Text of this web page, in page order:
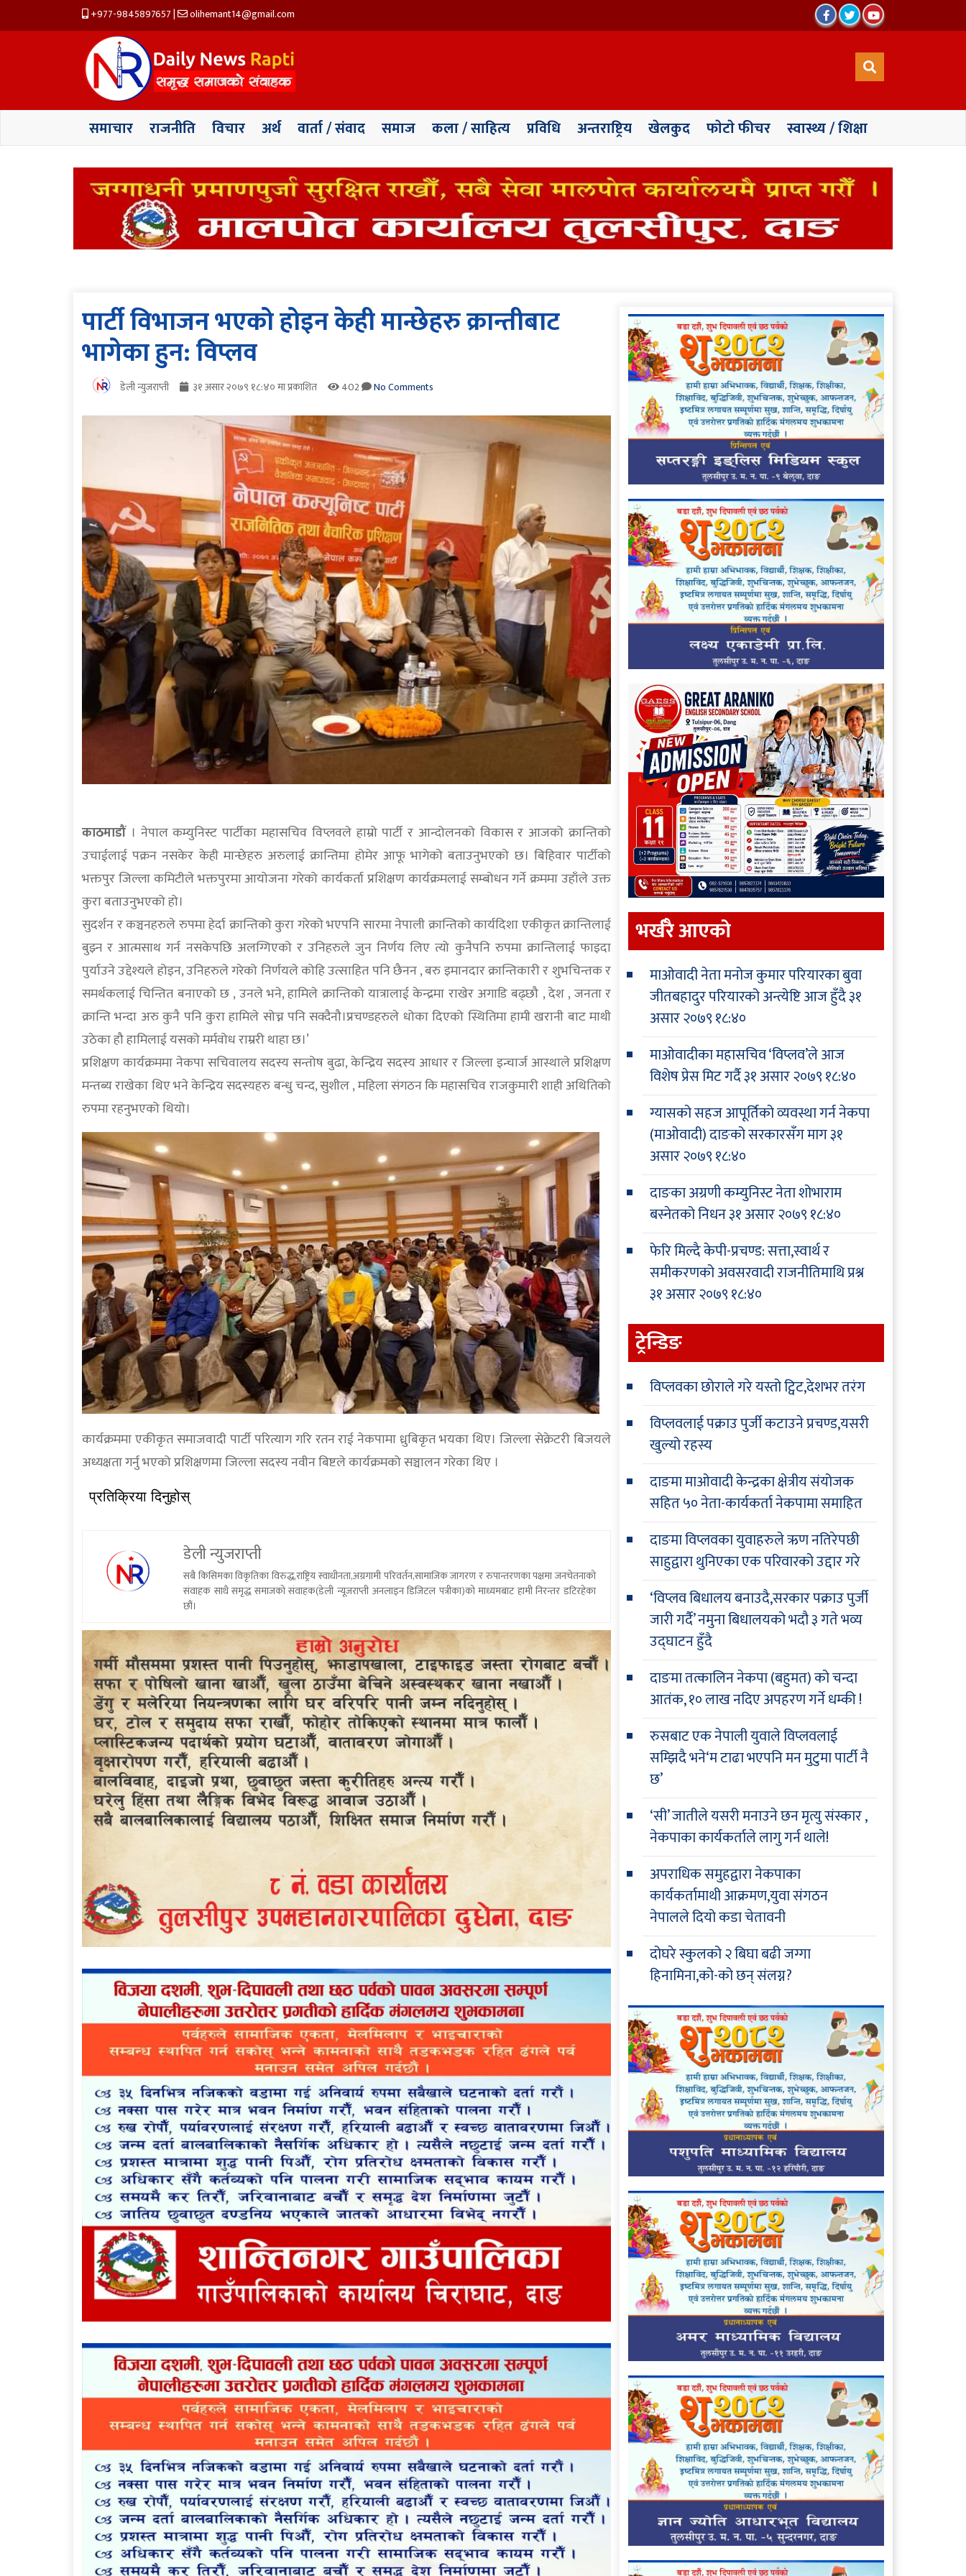
+977-9845897657| olihemant14@gmail.com
समाचार राजनीति विचार अर्थ वार्ता / संवाद समाज कला / साहित्य प्रविधि अन्तराष्ट्रिय खेलकुद फाेटाे फीचर स्वास्थ्य / शिक्षा
पार्टी विभाजन भएको होइन केही मान्छेहरु क्रान्तीबाट
भागेका हुन: विप्लव
डेली न्युजराप्ती ३१ असार २०७९ १८:४० मा प्रकाशित 402 No Comments
काठमाडौं। नेपाल कम्युनिस्ट पार्टीका महासचिव विप्लवले हाम्रो पार्टी र आन्दोलनको विकास र आजको क्रान्तिको
उचाईलाई पक्रन नसकेर केही मान्छेहरु अरुलाई क्रान्तिमा होमेर आफू भागेको बताउनुभएको छ। बिहिवार पार्टीको
भक्तपुर जिल्ला कमिटीले भक्तपुरमा आयोजना गरेको कार्यकर्ता प्रशिक्षण कार्यक्रमलाई सम्बोधन गर्ने क्रममा उहाँले उक्त
कुरा बताउनुभएको हो।
सुदर्शन र कञ्चनहरुले रुपमा हेर्दा क्रान्तिको कुरा गरेको भएपनि सारमा नेपाली क्रान्तिको कार्यदिशा एकीकृत क्रान्तिलाई
बुझ्न र आत्मसाथ गर्न नसकेपछि अलग्गिएको र उनिहरुले जुन निर्णय लिए त्यो कुनैपनि रुपमा क्रान्तिलाई फाइदा
पुर्याउने उद्देश्यले होइन, उनिहरुले गरेको निर्णयले कोहि उत्साहित पनि छैनन , बरु इमानदार क्रान्तिकारी र शुभचिन्तक र
समर्थकलाई चिन्तित बनाएको छ , उनले भने, हामिले क्रान्तिको यात्रालाई केन्द्रमा राखेर अगाडि बढ्छौ , देश , जनता र
क्रान्ति भन्दा अरु कुनै पनि कुरा हामिले सोच्न पनि सक्दैनौ।प्रचण्डहरुले धोका दिएको स्थितिमा हामी खरानी बाट माथी
उठेका हौ हामिलाई यसको मर्मवोध राम्ररी थाहा छ।’
प्रशिक्षण कार्यक्रममा नेकपा सचिवालय सदस्य सन्तोष बुढा, केन्द्रिय सदस्य आधार र जिल्ला इन्चार्ज आस्थाले प्रशिक्षण
मन्तब्य राखेका थिए भने केन्द्रिय सदस्यहरु बन्धु चन्द, सुशील , महिला संगठन कि महासचिव राजकुमारी शाही अथितिको
रुपमा रहनुभएको थियो।
कार्यक्रममा एकीकृत समाजवादी पार्टी परित्याग गरि रतन राई नेकपामा ध्रुबिकृत भयका थिए। जिल्ला सेक्रेटरी बिजयले
अध्यक्षता गर्नु भएको प्रशिक्षणमा जिल्ला सदस्य नवीन बिष्टले कार्यक्रमको सञ्चालन गरेका थिए ।
प्रतिक्रिया दिनुहोस्
डेली न्युजराप्ती
सबै किसिमका विकृतिका विरुद्ध,राष्ट्रिय स्वाधीनता,अग्रगामी परिवर्तन,सामाजिक जागरण र रुपान्तरणका पक्षमा जनचेतनाको
संवाहक साथै समृद्ध समाजको संवाहक(डेली न्यूजराप्ती अनलाइन डिजिटल पत्रीका)को माध्यमबाट हामी निरन्तर डटिरहेका
छौं।
भर्खरै आएकाे
माओवादी नेता मनोज कुमार परियारका बुवा
जीतबहादुर परियारको अन्त्येष्टि आज हुँदै३१
असार २०७९ १८:४०
माओवादीका महासचिव ‘विप्लव’ले आज
विशेष प्रेस मिट गर्दै३१ असार २०७९ १८:४०
ग्यासको सहज आपूर्तिको व्यवस्था गर्न नेकपा
(माओवादी) दाङको सरकारसँग माग३१
असार २०७९ १८:४०
दाङका अग्रणी कम्युनिस्ट नेता शोभाराम
बस्नेतको निधन३१ असार २०७९ १८:४०
फेरि मिल्दै केपी-प्रचण्ड: सत्ता,स्वार्थ र
समीकरणको अवसरवादी राजनीतिमाथि प्रश्न
३१ असार २०७९ १८:४०
ट्रेन्डिङ
विप्लवका छोराले गरे यस्तो ट्विट,देशभर तरंग
विप्लवलाई पक्राउ पुर्जी कटाउने प्रचण्ड,यसरी
खुल्यो रहस्य
दाङमा माओवादी केन्द्रका क्षेत्रीय संयोजक
सहित ५० नेता-कार्यकर्ता नेकपामा समाहित
दाङमा विप्लवका युवाहरुले ऋण नतिरेपछी
साहुद्वारा थुनिएका एक परिवारको उद्दार गरे
‘विप्लव बिधालय बनाउदै,सरकार पक्राउ पुर्जी
जारी गर्दै’ नमुना बिधालयको भदौ ३ गते भव्य
उद्घाटन हुँदै
दाङमा तत्कालिन नेकपा (बहुमत) को चन्दा
आतंक, १० लाख नदिए अपहरण गर्ने धम्की !
रुसबाट एक नेपाली युवाले विप्लवलाई
सम्झिदै भने‘म टाढा भएपनि मन मुटुमा पार्टी नै
छ’
‘सी’ जातीले यसरी मनाउने छन मृत्यु संस्कार ,
नेकपाका कार्यकर्ताले लागु गर्न थाले!
अपराधिक समुहद्वारा नेकपाका
कार्यकर्तामाथी आक्रमण,युवा संगठन
नेपालले दियो कडा चेतावनी
दोघरे स्कुलको २ बिघा बढी जग्गा
हिनामिना,को-को छन् संलग्न?